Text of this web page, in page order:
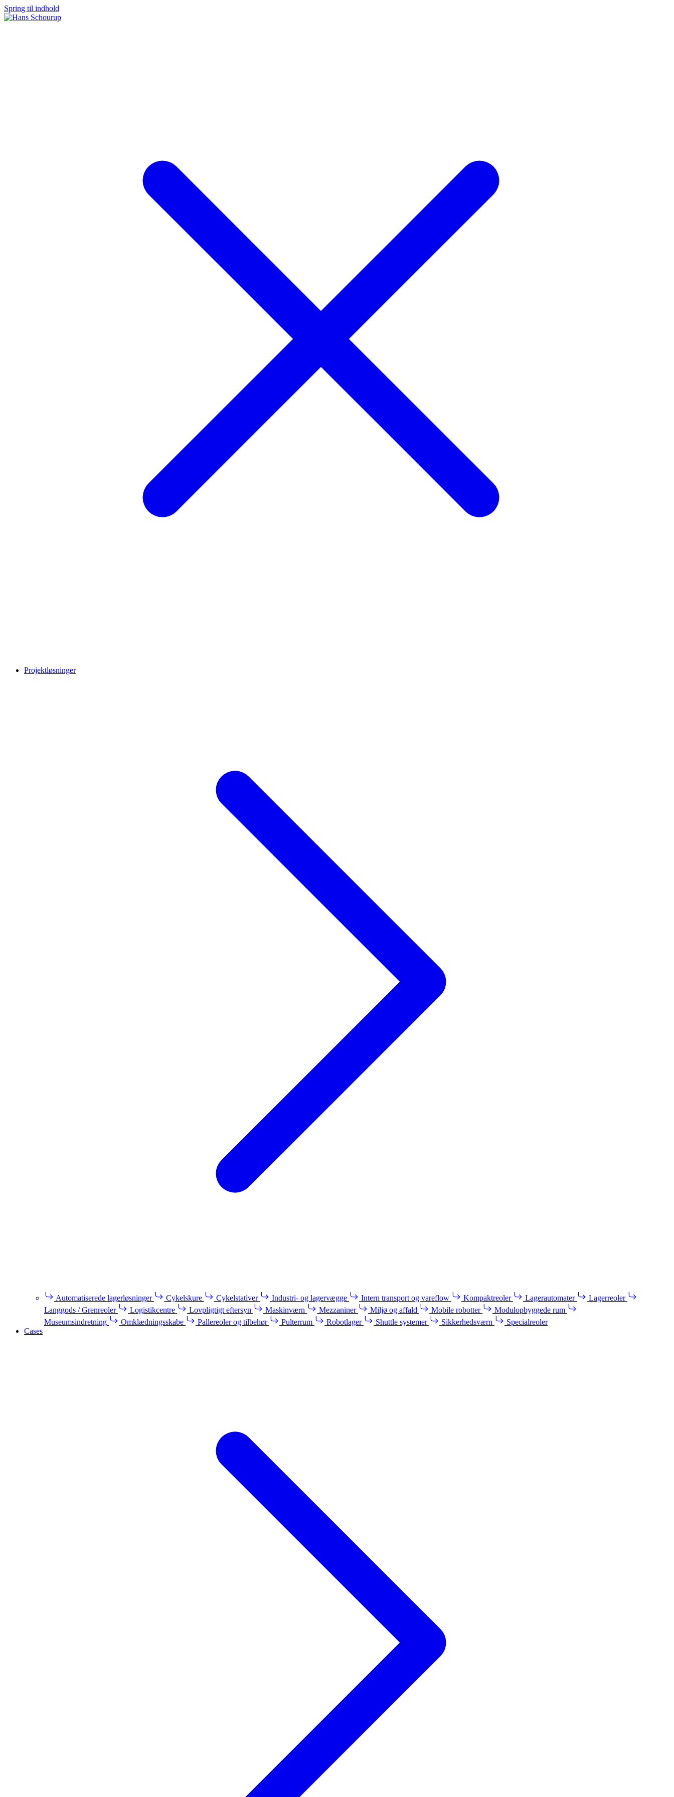
Spring til indhold
Projektløsninger
Automatiserede lagerløsninger Cykelskure Cykelstativer Industri- og lagervægge Intern transport og vareflow Kompaktreoler Lagerautomater
Lagerreoler
Langgods / Grenreoler
Logistikcentre Lovpligtigt eftersyn Maskinværn Mezzaniner Miljø og affald Mobile robotter
Modulopbyggede rum
Museumsindretning
Omklædningsskabe Pallereoler og tilbehør Pulterrum Robotlager Shuttle systemer Sikkerhedsværn
Specialreoler
Cases